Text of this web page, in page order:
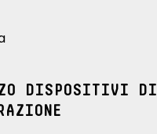
DISPOSITIVI DI